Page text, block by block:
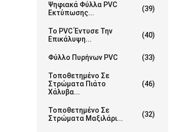
Ψηφιακά Φύλλα PVC
Εκτύπωσης...
(39)
Το PVC Έντυσε Την
Επικάλυψη...
(40)
Φύλλο Πυρήνων PVC (33)
Τοποθετημένο Σε
Στρώματα Πιάτο
Χάλυβα...
(46)
Τοποθετημένο Σε
Στρώματα Μαξιλάρι...
(32)